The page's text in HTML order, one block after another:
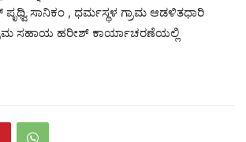
ಪೃಥ್ವಿ ಸಾನಿಕಂ , ಧರ್ಮಸ್ಥಳ ಗ್ರಾಮ ಆಡಳಿತಧಾರಿ
ಸಹಾಯ ಹರೀಶ್ ಕಾರ್ಯಾಚರಣೆಯಲ್ಲಿ